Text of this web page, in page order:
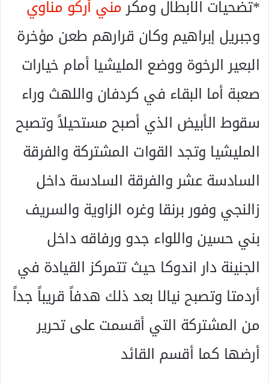
*تضحيات الابطال ومكرمني أركو مناوي
وجبريل إبراهيم وكان قرارهم طعن مؤخرة
البعير الرخوة ووضع المليشيا أمام خيارات
صعبة أما البقاء في كردفان واللهث وراء
سقوط الأبيض الذي أصبح مستحيلاً وتصبح
المليشيا وتجد القوات المشتركة والفرقة
السادسة عشر والفرقة السادسة داخل
زالنجي وفور برنقا وغره الزاوية والسريف
بني حسين واللواء جدو ورفاقه داخل
الجنينة دار اندوكا حيث تتمركز القيادة في
أردمتا وتصبح نيالا بعد ذلك هدفاً قريباً جداً
من المشتركة التي أقسمت على تحرير
أرضها كما أقسم القائد